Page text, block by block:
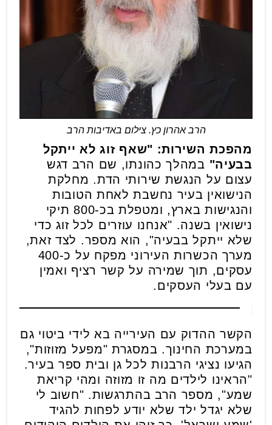
הרב אהרון כץ. צילום באדיבות הרב
מהפכת השירות: "שאף זוג לא ייתקל
בבעיה" במהלך כהונתו, שם הרב דגש
עצום על הנגשת שירותי הדת. מחלקת
הנישואין בעיר נחשבת לאחת הטובות
והנגישות בארץ, ומטפלת בכ-800 תיקי
נישואין בשנה. "אנחנו עוזרים לכל זוג כדי
שלא ייתקל בבעיה", הוא מספר. לצד זאת,
מערך הכשרות העירוני מפקח על כ-400
עסקים, תוך שמירה על קשר רציף ואמין
עם בעלי העסקים.
הקשר ההדוק עם העירייה בא לידי ביטוי גם
במערכת החינוך. במסגרת "מפעל מזוזות",
הגיעו נציגי הרבנות לכל גן ובית ספר בעיר.
"הראינו לילדים מה זו מזוזה ומהי קריאת
שמע", מספר הרב בהתרגשות. "חשוב לי
שלא יגדל ילד שלא יודע לפחות להגיד